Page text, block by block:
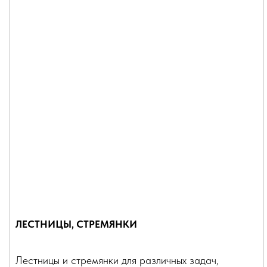
ЛЕСТНИЦЫ, СТРЕМЯНКИ
Лестницы и стремянки для различных задач,